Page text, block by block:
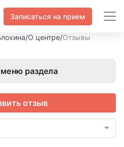
Записаться на прием
/О центре/Отзывы
раздела
отзыв